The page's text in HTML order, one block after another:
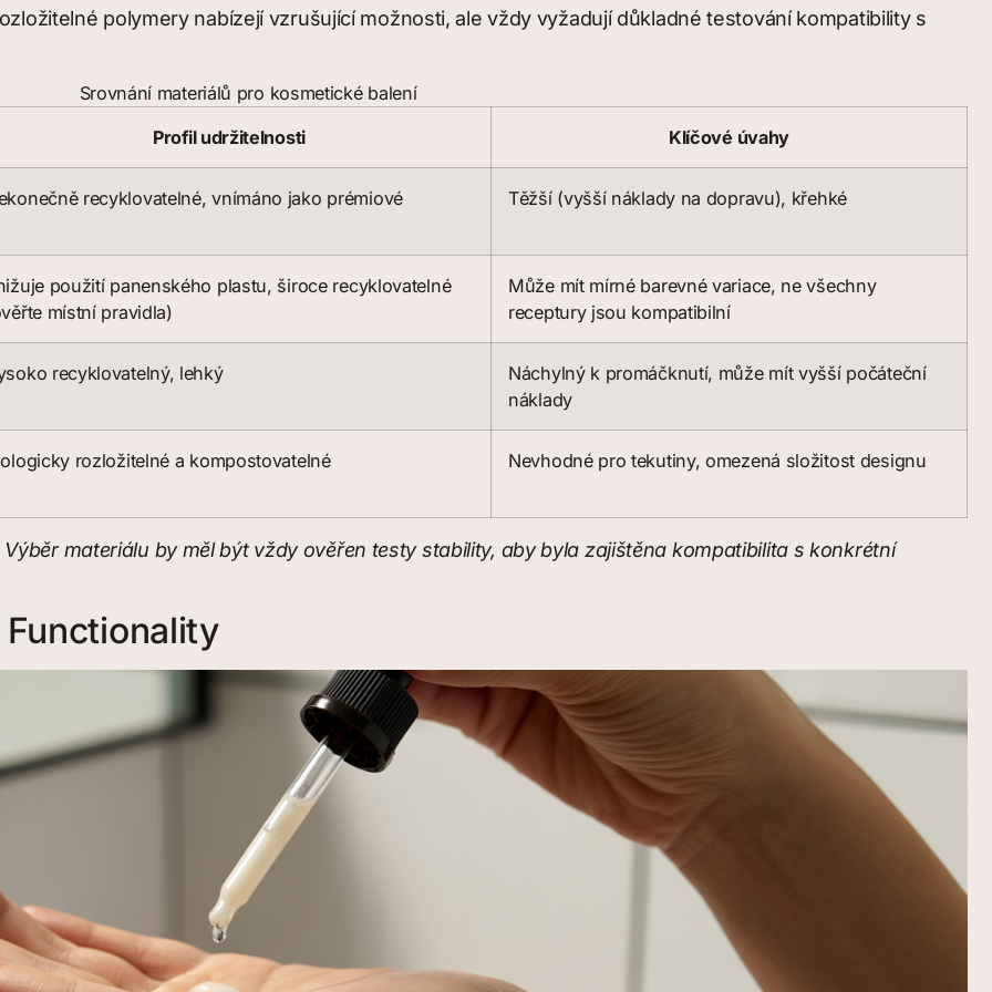
polymery nabízejí vzrušující možnosti, ale vždy vyžadují důkladné testování kompatibility s
Srovnání materiálů pro kosmetické balení
Profil udržitelnosti
Klíčové úvahy
recyklovatelné, vnímáno jako prémiové Těžší (vyšší náklady na dopravu), křehké
použití panenského plastu, široce recyklovatelné
místní pravidla)
Může mít mírné barevné variace, ne všechny
receptury jsou kompatibilní
recyklovatelný, lehký
Náchylný k promáčknutí, může mít vyšší počáteční
náklady
rozložitelné a kompostovatelné Nevhodné pro tekutiny, omezená složitost designu
materiálu by měl být vždy ověřen testy stability, aby byla zajištěna kompatibilita s konkrétní